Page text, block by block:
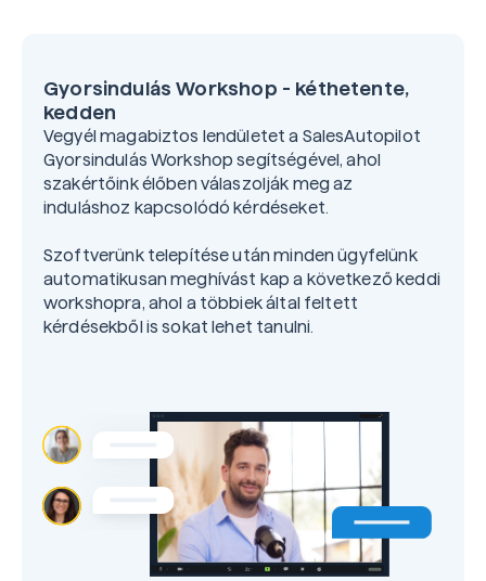
Gyorsindulás Workshop - kéthetente,
kedden
Vegyél magabiztos lendületet a SalesAutopilot
Gyorsindulás Workshop segítségével, ahol
szakértőink élőben válaszolják meg az
induláshoz kapcsolódó kérdéseket.
Szoftverünk telepítése után minden ügyfelünk
automatikusan meghívást kap a következő keddi
workshopra, ahol a többiek által feltett
kérdésekből is sokat lehet tanulni.